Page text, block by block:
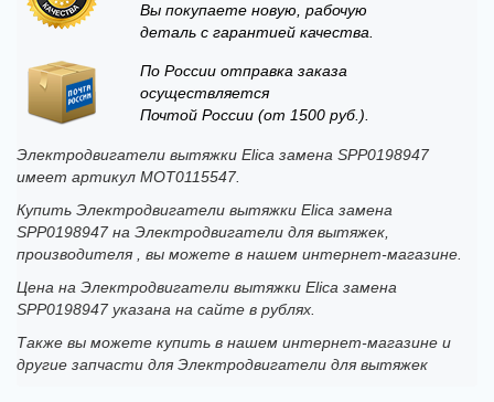
Вы покупаете новую, рабочую
деталь с гарантией качества.
По России отправка заказа
осуществляется
Почтой России (от 1500 руб.).
Электродвигатели вытяжки Elica замена SPP0198947
имеет артикул MOT0115547.
Купить Электродвигатели вытяжки Elica замена
SPP0198947 на Электродвигатели для вытяжек,
производителя , вы можете в нашем интернет-магазине.
Цена на Электродвигатели вытяжки Elica замена
SPP0198947 указана на сайте в рублях.
Также вы можете купить в нашем интернет-магазине и
другие запчасти для Электродвигатели для вытяжек